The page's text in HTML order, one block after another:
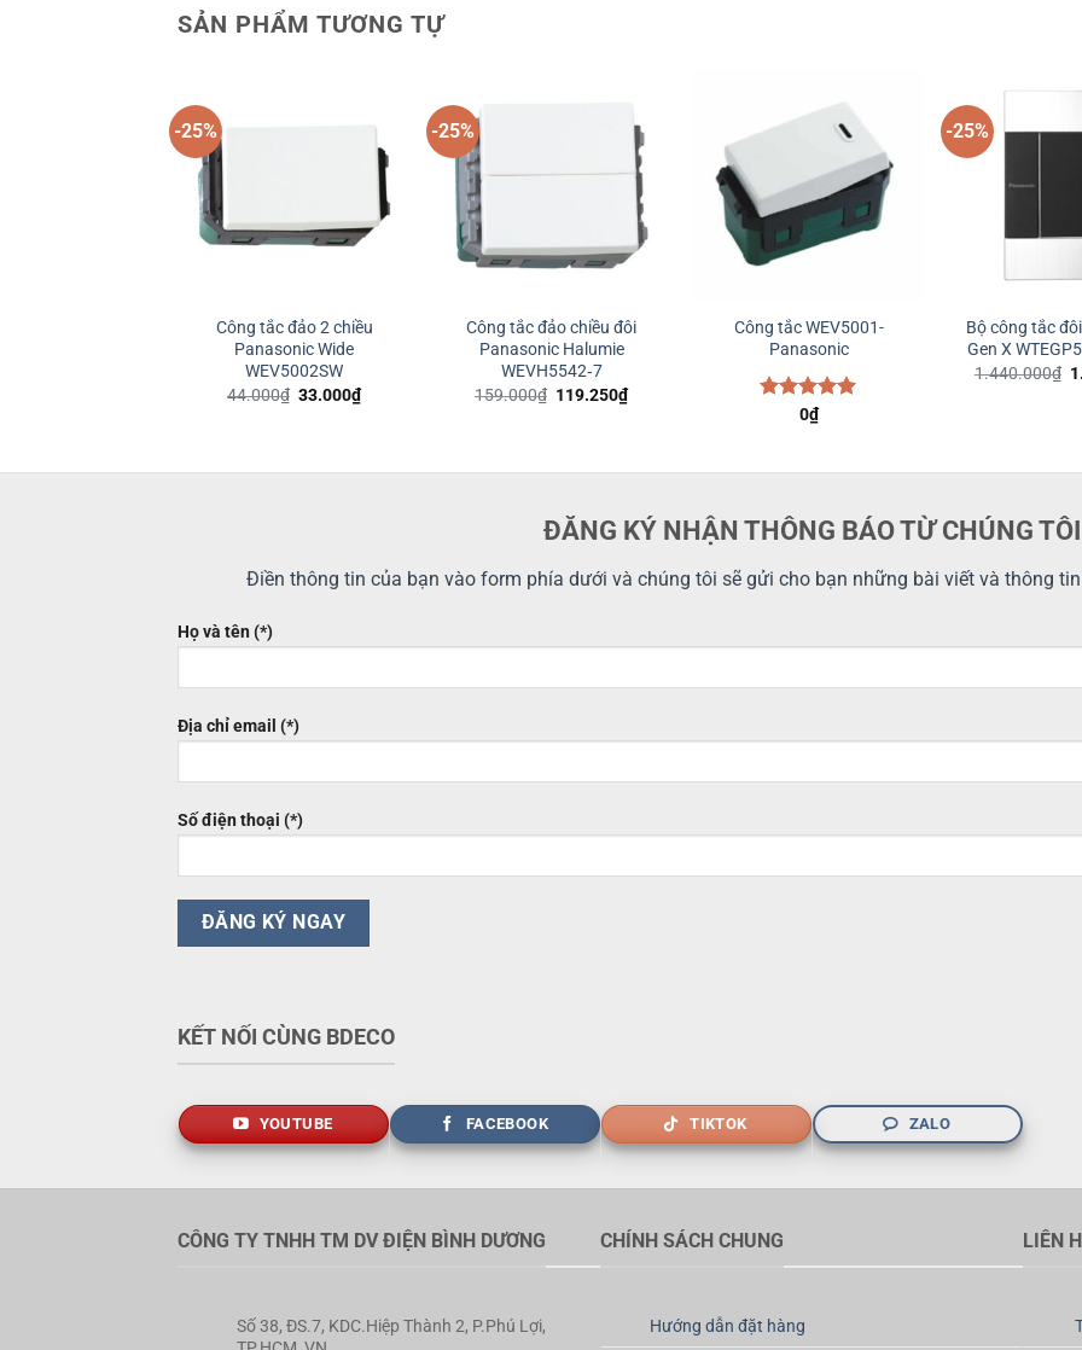
SẢN PHẨM TƯƠNG TỰ
-25%
Công tắc đảo 2 chiều
Panasonic Wide
WEV5002SW
44.000₫ Giá
33.000₫Giá
hiện
-25%
Công tắc đảo chiều đôi
Panasonic Halumie
WEVH5542‑7
159.000₫ Giá
119.250₫Giá
hiện
Công tắc WEV5001-
Panasonic
Được xếp
0₫
-25%
Bộ công tắc
Gen X
1.440.000₫
ĐĂNG KÝ NHẬN THÔNG BÁO TỪ CHÚNG TÔI
Điền thông tin của bạn vào form phía dưới và chúng tôi sẽ gửi cho bạn những bài viết và thông
Họ và tên (*)
Địa chỉ email (*)
Số điện thoại (*)
KẾT NỐI CÙNG BDECO
YOUTUBE FACEBOOK TIKTOK ZALO
CÔNG TY TNHH TM DV ĐIỆN BÌNH DƯƠNG
Số 38, ĐS.7, KDC.Hiệp Thành 2, P.Phú Lợi,
CHÍNH SÁCH CHUNG
Hướng dẫn đặt hàng
LIÊN